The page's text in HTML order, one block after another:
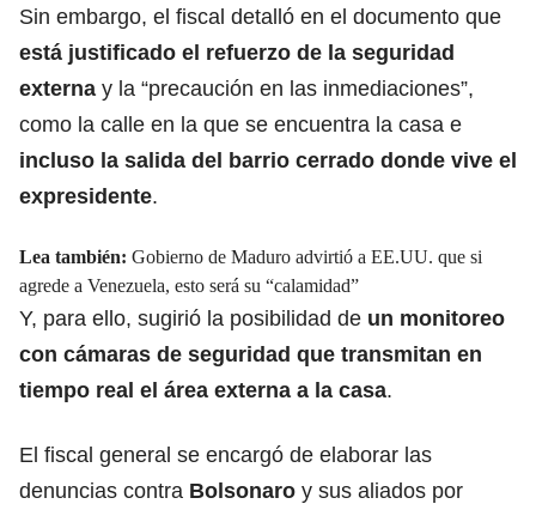
Sin embargo, el fiscal detalló en el documento que
está justificado el refuerzo de la seguridad
externa y la “precaución en las inmediaciones”,
como la calle en la que se encuentra la casa e
incluso la salida del barrio cerrado donde vive el
expresidente.
Lea también: Gobierno de Maduro advirtió a EE.UU. que si
agrede a Venezuela, esto será su “calamidad”
Y, para ello, sugirió la posibilidad de un monitoreo
con cámaras de seguridad que transmitan en
tiempo real el área externa a la casa.
El fiscal general se encargó de elaborar las
denuncias contra Bolsonaro y sus aliados por